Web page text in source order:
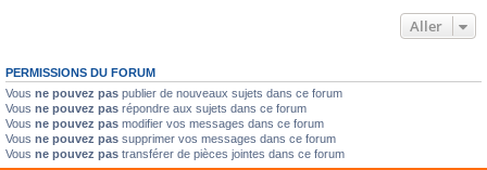
Aller
PERMISSIONS DU FORUM
Vous ne pouvez pas publier de nouveaux sujets dans ce forum
Vous ne pouvez pas répondre aux sujets dans ce forum
Vous ne pouvez pas modifier vos messages dans ce forum
Vous ne pouvez pas supprimer vos messages dans ce forum
Vous ne pouvez pas transférer de pièces jointes dans ce forum